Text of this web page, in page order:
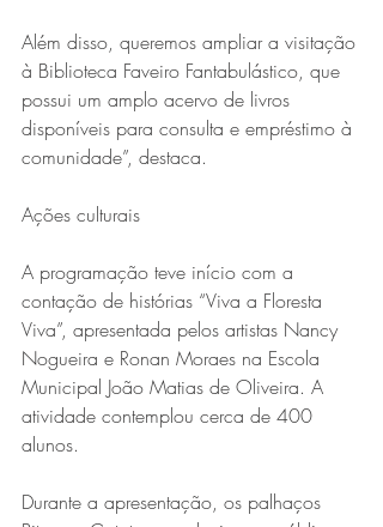
Além disso, queremos ampliar a visitação
à Biblioteca Faveiro Fantabulástico, que
possui um amplo acervo de livros
disponíveis para consulta e empréstimo à
comunidade”, destaca.
Ações culturais
A programação teve início com a
contação de histórias “Viva a Floresta
Viva”, apresentada pelos artistas Nancy
Nogueira e Ronan Moraes na Escola
Municipal João Matias de Oliveira. A
atividade contemplou cerca de 400
alunos.
Durante a apresentação, os palhaços